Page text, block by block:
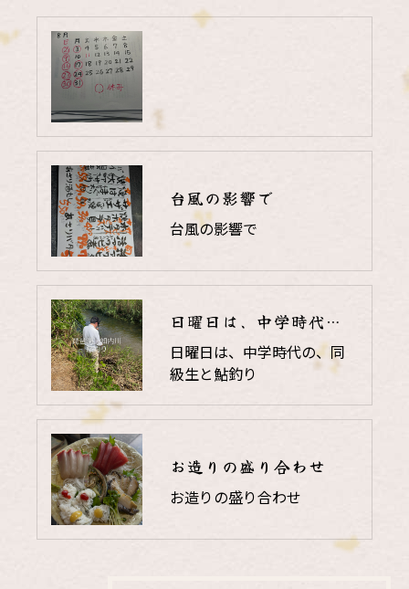
台風の影響で
台風の影響で
日曜日は、中学時代の、同級生と鮎釣り
日曜日は、中学時代の、同
級生と鮎釣り
お造りの盛り合わせ
お造りの盛り合わせ